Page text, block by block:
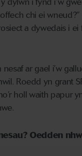
chi ei wneud?”
a dywedais i ei
ar gael i’w gallu
Roedd yn grant
holl waith papur
Oedden